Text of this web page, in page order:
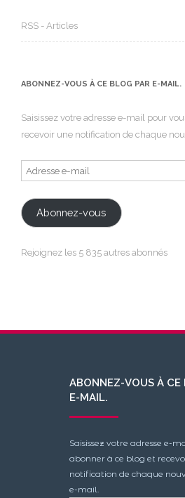
RSS - Articles
ABONNEZ-VOUS À CE BLOG PAR E-MAIL.
Saisissez votre adresse e-mail pour
recevoir une notification de chaque
Adresse
e-
mail
Abonnez-vous
Rejoignez les 5 835 autres abonnés
ABONNEZ-VOUS À CE
E-MAIL.
Saisissez votre adresse e-
abonner à ce blog et
notification de chaque
e-mail.